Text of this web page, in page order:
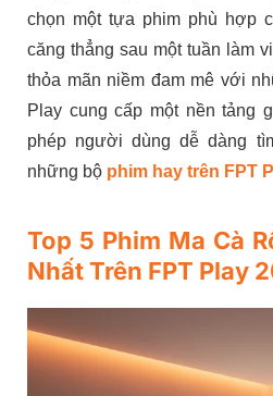
chọn một tựa phim phù hợp
căng thẳng sau một tuần làm
thỏa mãn niềm đam mê với
Play cung cấp một nền tảng
phép người dùng dễ dàng
những bộ phim hay trên FPT
Top 5 Phim Ma Cà
Nhất Trên FPT Play